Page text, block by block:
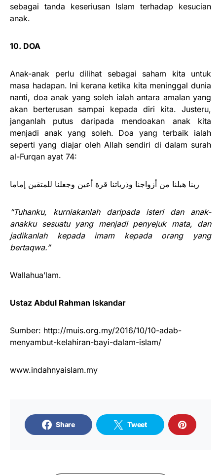
sebagai tanda keseriusan Islam terhadap kesucian
anak.
10. DOA
Anak-anak perlu dilihat sebagai saham kita untuk
masa hadapan. Ini kerana ketika kita meninggal dunia
nanti, doa anak yang soleh ialah antara amalan yang
akan berterusan sampai kepada diri kita. Justeru,
janganlah putus daripada mendoakan anak kita
menjadi anak yang soleh. Doa yang terbaik ialah
seperti yang diajar oleh Allah sendiri di dalam surah
al-Furqan ayat 74:
ربنا هبلنا من أزواجنا وذرياتنا قرة أعين وجعلنا للمتقين إماما
“Tuhanku, kurniakanlah daripada isteri dan anak-
anakku sesuatu yang menjadi penyejuk mata, dan
jadikanlah kepada imam kepada orang yang
bertaqwa.”
Wallahua’lam.
Ustaz Abdul Rahman Iskandar
Sumber: http://muis.org.my/2016/10/10-adab-
menyambut-kelahiran-bayi-dalam-islam/
www.indahnyaislam.my
Share Tweet